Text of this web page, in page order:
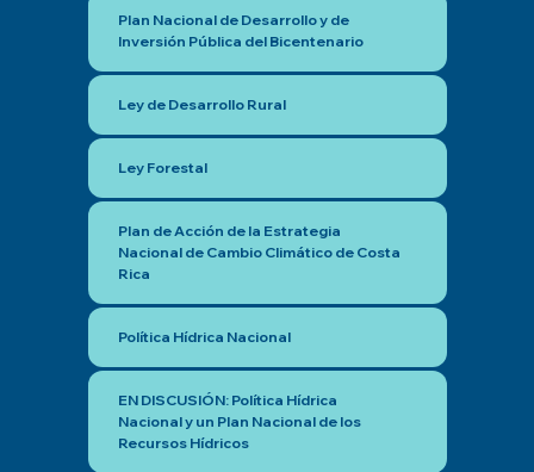
Plan Nacional de Desarrollo y de
Inversión Pública del Bicentenario
Ley de Desarrollo Rural
Ley Forestal
Plan de Acción de la Estrategia
Nacional de Cambio Climático de Costa
Rica
Política Hídrica Nacional
EN DISCUSIÓN: Política Hídrica
Nacional y un Plan Nacional de los
Recursos Hídricos